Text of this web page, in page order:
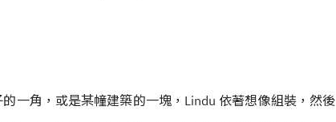
一角，或是某幢建築的一塊，Lindu 依著想像組裝，然後